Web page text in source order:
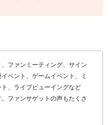
ファンミーティング、サイン
ベント、ゲームイベント、ミ
、ライブビューイングなど
ファンサゲットの声もたくさ